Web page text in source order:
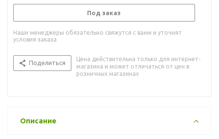
Под заказ
Наши менеджеры обязательно свяжутся с вами и уточнят
условия заказа
Поделиться
Цена действительна только для интернет-
магазина и может отличаться от цен в
розничных магазинах
Описание